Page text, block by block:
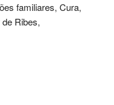
familiares, Cura,
Ribes,